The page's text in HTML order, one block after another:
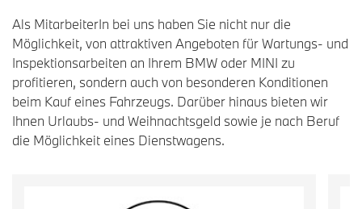
Als MitarbeiterIn bei uns haben Sie nicht nur die
Möglichkeit, von attraktiven Angeboten für Wartungs- und
Inspektionsarbeiten an Ihrem BMW oder MINI zu
profitieren, sondern auch von besonderen Konditionen
beim Kauf eines Fahrzeugs. Darüber hinaus bieten wir
Ihnen Urlaubs- und Weihnachtsgeld sowie je nach Beruf
die Möglichkeit eines Dienstwagens.